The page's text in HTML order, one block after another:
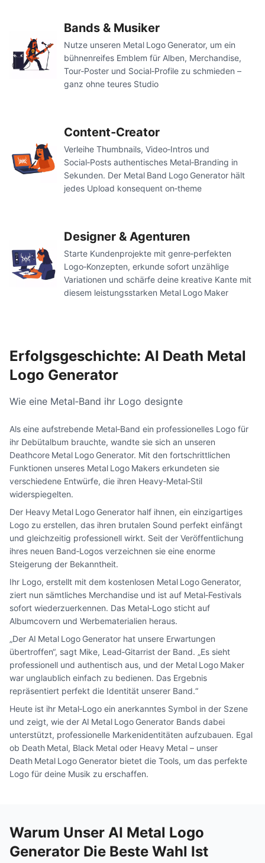
Bands & Musiker
Nutze unseren Metal Logo Generator, um ein
bühnenreifes Emblem für Alben, Merchandise,
Tour‑Poster und Social‑Profile zu schmieden –
ganz ohne teures Studio
Content‑Creator
Verleihe Thumbnails, Video‑Intros und
Social‑Posts authentisches Metal‑Branding in
Sekunden. Der Metal Band Logo Generator hält
jedes Upload konsequent on‑theme
Designer & Agenturen
Starte Kundenprojekte mit genre‑perfekten
Logo‑Konzepten, erkunde sofort unzählige
Variationen und schärfe deine kreative Kante mit
diesem leistungsstarken Metal Logo Maker
Erfolgsgeschichte: AI Death Metal
Logo Generator
Wie eine Metal‑Band ihr Logo designte
Als eine aufstrebende Metal‑Band ein professionelles Logo für
ihr Debütalbum brauchte, wandte sie sich an unseren
Deathcore Metal Logo Generator. Mit den fortschrittlichen
Funktionen unseres Metal Logo Makers erkundeten sie
verschiedene Entwürfe, die ihren Heavy‑Metal‑Stil
widerspiegelten.
Der Heavy Metal Logo Generator half ihnen, ein einzigartiges
Logo zu erstellen, das ihren brutalen Sound perfekt einfängt
und gleichzeitig professionell wirkt. Seit der Veröffentlichung
ihres neuen Band‑Logos verzeichnen sie eine enorme
Steigerung der Bekanntheit.
Ihr Logo, erstellt mit dem kostenlosen Metal Logo Generator,
ziert nun sämtliches Merchandise und ist auf Metal‑Festivals
sofort wiederzuerkennen. Das Metal‑Logo sticht auf
Albumcovern und Werbematerialien heraus.
„Der AI Metal Logo Generator hat unsere Erwartungen
übertroffen“, sagt Mike, Lead‑Gitarrist der Band. „Es sieht
professionell und authentisch aus, und der Metal Logo Maker
war unglaublich einfach zu bedienen. Das Ergebnis
repräsentiert perfekt die Identität unserer Band.“
Heute ist ihr Metal‑Logo ein anerkanntes Symbol in der Szene
und zeigt, wie der AI Metal Logo Generator Bands dabei
unterstützt, professionelle Markenidentitäten aufzubauen. Egal
ob Death Metal, Black Metal oder Heavy Metal – unser
Death Metal Logo Generator bietet die Tools, um das perfekte
Logo für deine Musik zu erschaffen.
Warum Unser AI Metal Logo
Generator Die Beste Wahl Ist